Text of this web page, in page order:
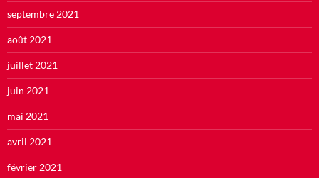
septembre 2021
août 2021
juillet 2021
juin 2021
mai 2021
avril 2021
février 2021